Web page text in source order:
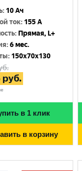
: 10 Ач
ток: 155 A
: Прямая, L+
:6 мес.
: 150x70x130
руб.
в 1 клик
в корзину